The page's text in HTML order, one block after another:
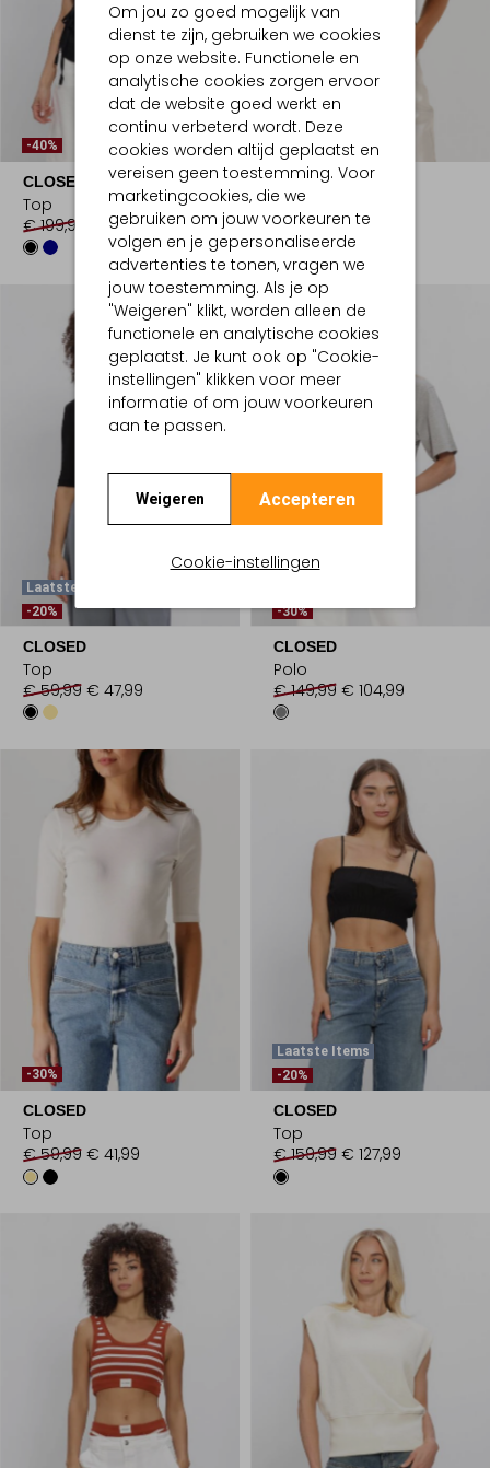
Om jou zo goed mogelijk van
dienst te zijn, gebruiken we cookies
op onze website. Functionele en
analytische cookies zorgen ervoor
dat de website goed werkt en
continu verbeterd wordt. Deze
cookies worden altijd geplaatst en
vereisen geen toestemming. Voor
marketingcookies, die we
gebruiken om jouw voorkeuren te
volgen en je gepersonaliseerde
advertenties te tonen, vragen we
jouw toestemming. Als je op
"Weigeren" klikt, worden alleen de
functionele en analytische cookies
geplaatst. Je kunt ook op "Cookie-
instellingen" klikken voor meer
informatie of om jouw voorkeuren
aan te passen.
Weigeren Accepteren
Cookie-instellingen
-40%
CLOSED
Top
€ 199,99
€ 119,99
-30%
CLOSED
Top
€ 59,99 € 41,99
Laatste Item
-20%
CLOSED
Top
€ 59,99 € 47,99
-30%
CLOSED
Polo
€ 149,99 € 104,99
-30%
CLOSED
Top
€ 59,99 € 41,99
Laatste Items
-20%
CLOSED
Top
€ 159,99 € 127,99